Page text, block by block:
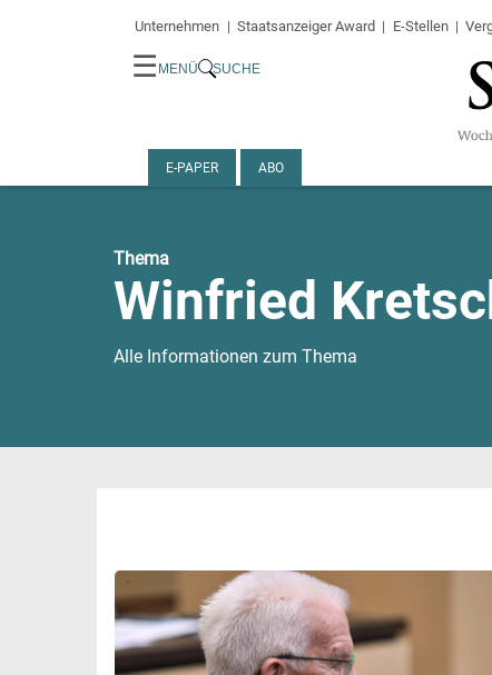
Unternehmen Staatsanzeiger Award E-Stellen
☰ MENÜ SUCHE
E-PAPER ABO
Thema
Winfried
Alle Informationen zum Thema